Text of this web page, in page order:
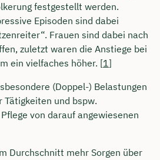
festgestellt werden.
Episoden sind dabei
Frauen sind dabei nach
zuletzt waren die Anstiege bei
ein vielfaches höher. [1]
(Doppel-) Belastungen
und bspw.
von darauf angewiesenen
Durchschnitt mehr Sorgen über